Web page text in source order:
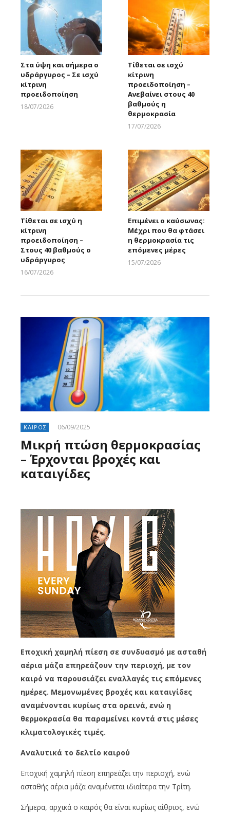
Στα ύψη και σήμερα ο
υδράργυρος – Σε ισχύ
κίτρινη
προειδοποίηση
18/07/2026
Τίθεται σε ισχύ
κίτρινη
προειδοποίηση –
Ανεβαίνει στους 40
βαθμούς η
θερμοκρασία
17/07/2026
Τίθεται σε ισχύ η
κίτρινη
προειδοποίηση –
Στους 40 βαθμούς ο
υδράργυρος
16/07/2026
Επιμένει ο καύσωνας:
Μέχρι που θα φτάσει
η θερμοκρασία τις
επόμενες μέρες
15/07/2026
ΚΑΙΡΟΣ 06/09/2025
Μικρή πτώση θερμοκρασίας
– Έρχονται βροχές και
καταιγίδες
Εποχική χαμηλή πίεση σε συνδυασμό με ασταθή
αέρια μάζα επηρεάζουν την περιοχή, με τον
καιρό να παρουσιάζει εναλλαγές τις επόμενες
ημέρες. Μεμονωμένες βροχές και καταιγίδες
αναμένονται κυρίως στα ορεινά, ενώ η
θερμοκρασία θα παραμείνει κοντά στις μέσες
κλιματολογικές τιμές.
Αναλυτικά το δελτίο καιρού
Εποχική χαμηλή πίεση επηρεάζει την περιοχή, ενώ
ασταθής αέρια μάζα αναμένεται ιδιαίτερα την Τρίτη.
Σήμερα, αρχικά ο καιρός θα είναι κυρίως αίθριος, ενώ